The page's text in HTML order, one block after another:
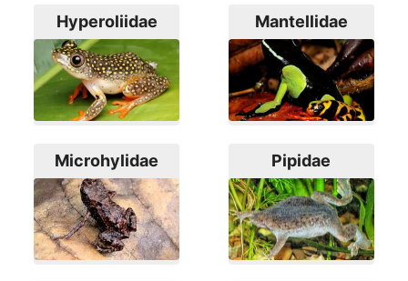
Hyperoliidae Mantellidae
Microhylidae Pipidae